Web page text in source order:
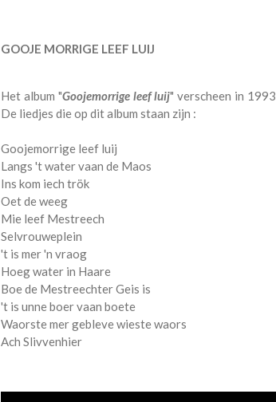
GOOJE MORRIGE LEEF LUIJ
Het album "Goojemorrige leef luij" verscheen in 1993.
De liedjes die op dit album staan zijn :
Goojemorrige leef luij
Langs 't water vaan de Maos
Ins kom iech trök
Oet de weeg
Mie leef Mestreech
Selvrouweplein
't is mer 'n vraog
Hoeg water in Haare
Boe de Mestreechter Geis is
't is unne boer vaan boete
Waorste mer gebleve wieste waors
Ach Slivvenhier